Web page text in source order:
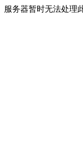
服务器暂时无法处理